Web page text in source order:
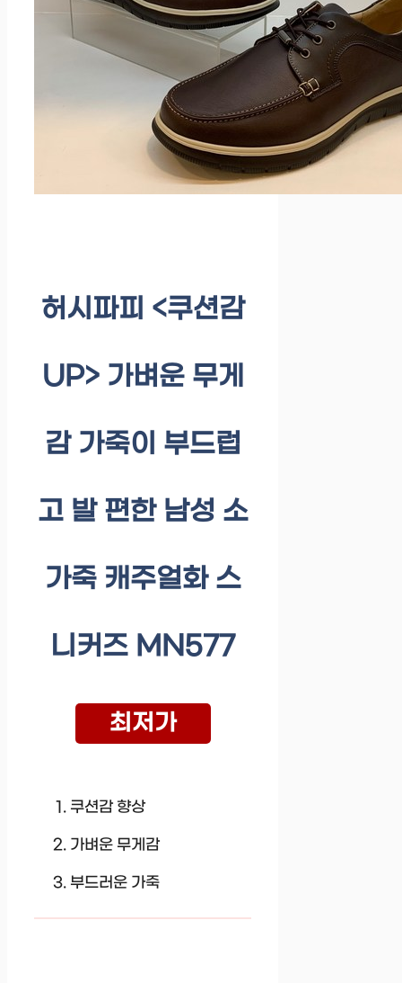
허시파피 <쿠션감
UP> 가벼운 무게
감 가죽이 부드럽
고 발 편한 남성 소
가죽 캐주얼화 스
니커즈 MN577
최저가
쿠션감 향상
가벼운 무게감
부드러운 가죽